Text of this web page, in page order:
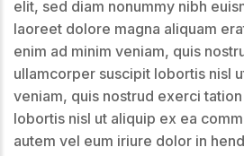
elit, sed diam nonummy nibh
laoreet dolore magna aliquam
enim ad minim veniam, quis
ullamcorper suscipit lobortis nisl
veniam, quis nostrud exerci
lobortis nisl ut aliquip ex ea
autem vel eum iriure dolor in